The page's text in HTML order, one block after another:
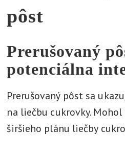
pôst
Prerušovaný
potenciálna
Prerušovaný pôst sa
na liečbu cukrovky. Mohol
širšieho plánu liečby